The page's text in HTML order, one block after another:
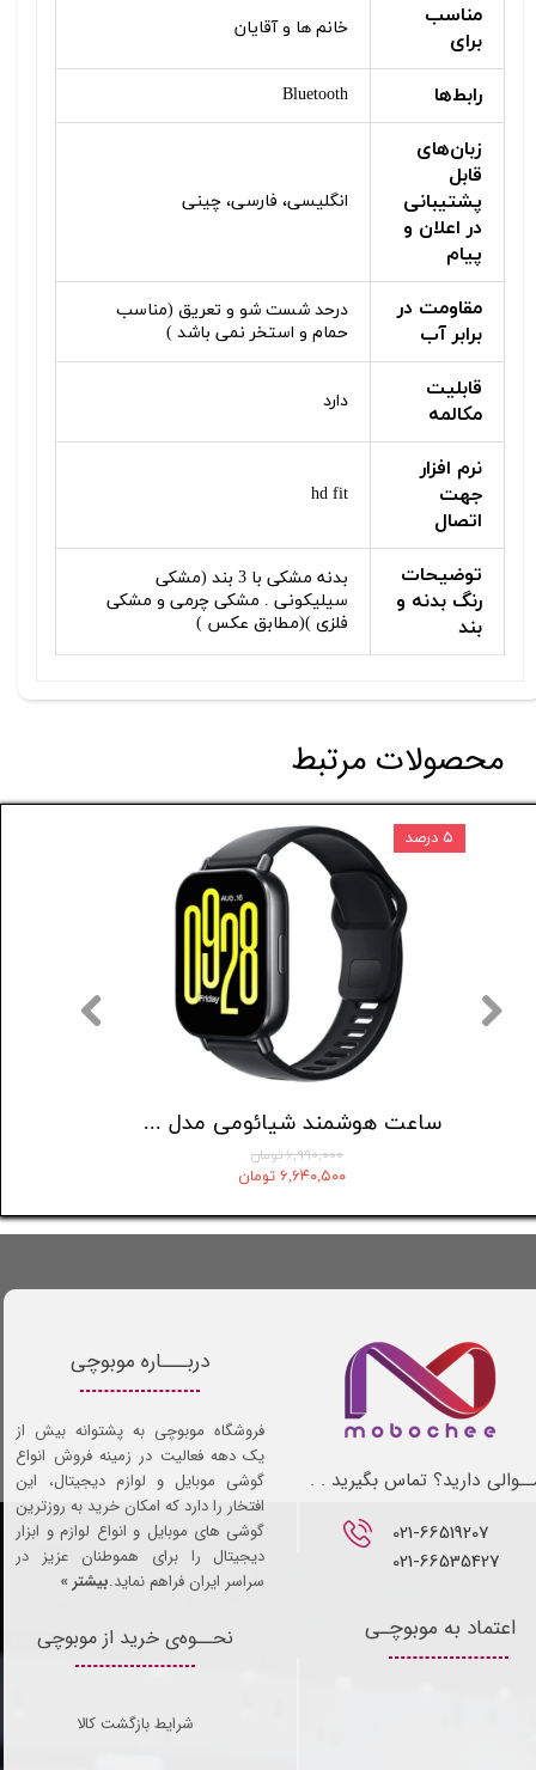
مناسب
برای
خانم ها و آقایان
رابط‌ها Bluetooth
زبان‌های
قابل
پشتیبانی
در اعلان و
پیام
انگلیسی، فارسی، چینی
مقاومت در
برابر آب
درحد شست شو و تعریق (مناسب
حمام و استخر نمی باشد )
قابلیت
مکالمه
دارد
نرم افزار
جهت
اتصال
hd fit
توضیحات
رنگ بدنه و
بند
بدنه مشکی با 3 بند (مشکی
سیلیکونی . مشکی چرمی و مشکی
فلزی )(مطابق عکس )
محصولات مرتبط
ساعت هوشمند شیائومی مدل Redmi Watch 5 Active
۶,۹۹۰,۰۰۰ تومان
۶,۶۴۰,۵۰۰ تومان
۵ درصد
021-66519207​​​​​​​
021-66535427
دارید؟ تماس بگیرید . .
نحــوه‌ی خرید از موبوچی
شرایط بازگشت کالا
اعتماد به موبوچـی
دربـــاره موبوچی
فروشگاه موبوچی به پشتوانه بیش از
یک دهه فعالیت در زمینه فروش انواع
گوشی موبایل و لوازم دیجیتال، این
افتخار را دارد که امکان خرید به روزترین
گوشی های موبایل و انواع لوازم و ابزار
دیجیتال را برای هموطنان عزیز در
سراسر ایران فراهم نماید.بیشتر »